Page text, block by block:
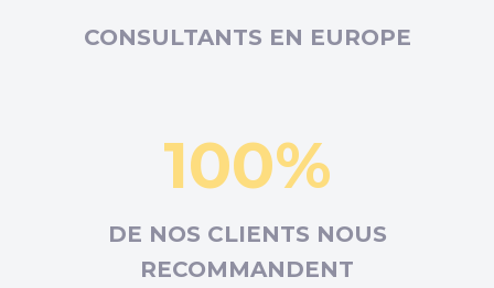
CONSULTANTS EN EUROPE
100%
DE NOS CLIENTS NOUS
RECOMMANDENT